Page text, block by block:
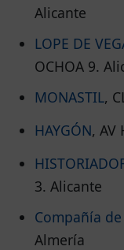
Alicante
LOPE DE
OCHOA 9.
MONASTIL,
HAYGÓN, AV
3. Alicante
Compañía
Almería